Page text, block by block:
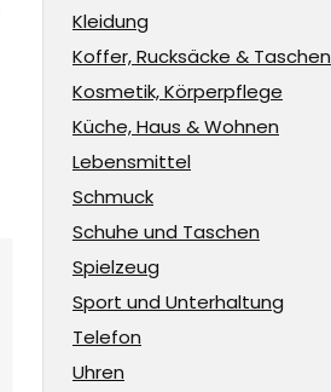
Kleidung
Koffer, Rucksäcke & Taschen
Kosmetik, Körperpflege
Küche, Haus & Wohnen
Lebensmittel
Schmuck
Schuhe und Taschen
Spielzeug
Sport und Unterhaltung
Telefon
Uhren